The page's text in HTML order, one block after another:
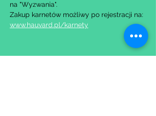
na "Wyzwania".
Zakup karnetów możliwy po rejestracji na:
www.hauvard.pl/karnety